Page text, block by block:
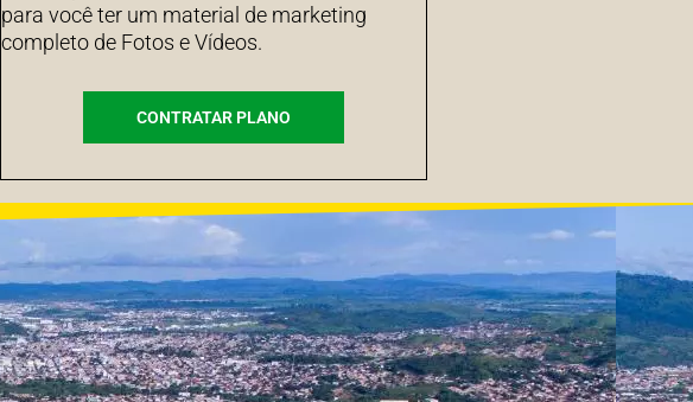
para você ter um material de marketing
completo de Fotos e Vídeos.
CONTRATAR PLANO